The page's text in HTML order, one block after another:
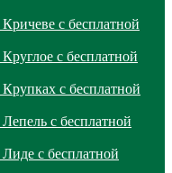
с бесплатной
с бесплатной
с бесплатной
с бесплатной
с бесплатной